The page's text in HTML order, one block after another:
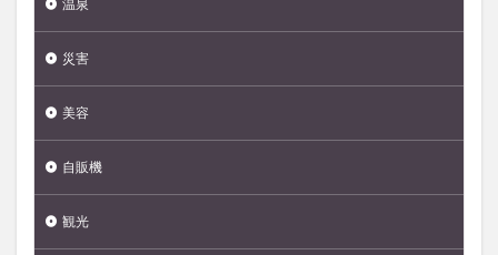
温泉
災害
美容
自販機
観光